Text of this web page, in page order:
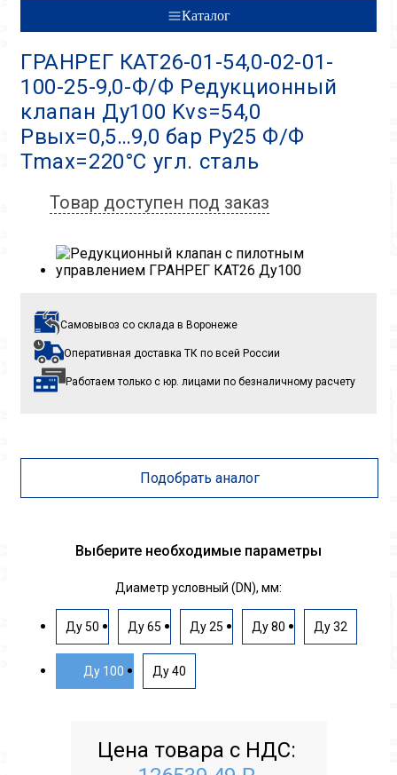
Каталог
ГРАНРЕГ КАТ26-01-54,0-02-01-
100-25-9,0-Ф/Ф Редукционный
клапан Ду100 Kvs=54,0
Pвых=0,5…9,0 бар Py25 Ф/Ф
Tmax=220°C угл. сталь
Товар доступен под заказ
Самовывоз со склада в Воронеже
Оперативная доставка ТК по всей России
Работаем только с юр. лицами по безналичному расчету
Подобрать аналог
Выберите необходимые параметры
Диаметр условный (DN), мм:
Ду 50 Ду 65 Ду 25 Ду 80 Ду 32
Ду 100 Ду 40
Цена товара с НДС: